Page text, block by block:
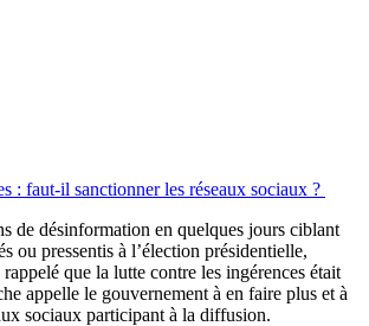
: faut-il sanctionner les réseaux sociaux ?
de désinformation en quelques jours ciblant
ou pressentis à l’élection présidentielle,
que la lutte contre les ingérences était
appelle le gouvernement à en faire plus et à
sociaux participant à la diffusion.